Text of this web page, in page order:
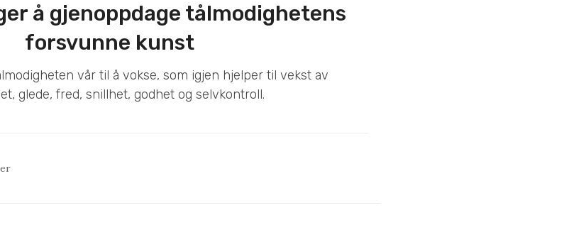
å gjenoppdage tålmodighetens
forsvunne kunst
vår til å vokse, som igjen hjelper til vekst av
glede, fred, snillhet, godhet og selvkontroll.